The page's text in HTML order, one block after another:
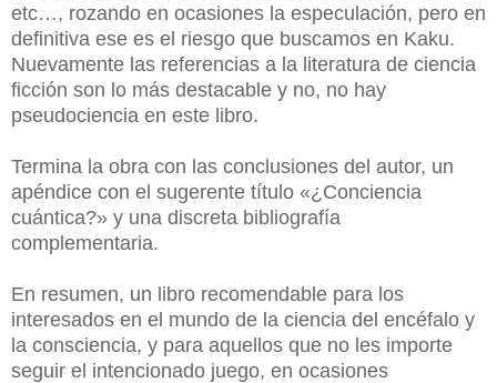
etc…, rozando en ocasiones la especulación, pero en
definitiva ese es el riesgo que buscamos en Kaku.
Nuevamente las referencias a la literatura de ciencia
ficción son lo más destacable y no, no hay
pseudociencia en este libro.
Termina la obra con las conclusiones del autor, un
apéndice con el sugerente título «¿Conciencia
cuántica?» y una discreta bibliografía
complementaria.
En resumen, un libro recomendable para los
interesados en el mundo de la ciencia del encéfalo y
la consciencia, y para aquellos que no les importe
seguir el intencionado juego, en ocasiones